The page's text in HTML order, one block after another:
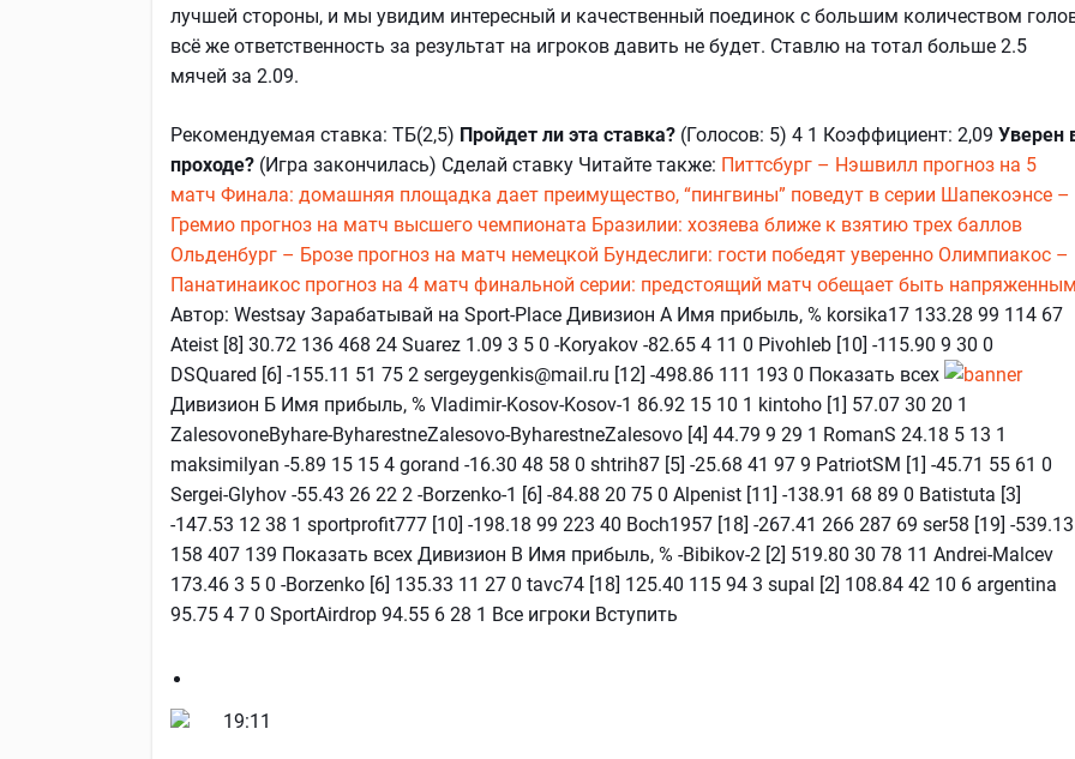
лучшей стороны, и мы увидим интересный и качественный поединок с большим количеством
всё же ответственность за результат на игроков давить не будет. Ставлю на тотал больше 2.5
мячей за 2.09.
Рекомендуемая ставка: ТБ(2,5) Пройдет ли эта ставка? (Голосов: 5) 4 1 Коэффициент: 2,09 Уверен
проходе? (Игра закончилась) Сделай ставку Читайте также: Питтсбург – Нэшвилл прогноз на 5
матч Финала: домашняя площадка дает преимущество, “пингвины” поведут в серии Шапекоэнсе –
Гремио прогноз на матч высшего чемпионата Бразилии: хозяева ближе к взятию трех баллов
Ольденбург – Брозе прогноз на матч немецкой Бундеслиги: гости победят уверенно Олимпиакос –
Панатинаикос прогноз на 4 матч финальной серии: предстоящий матч обещает быть
Автор: Westsay Зарабатывай на Sport-Place Дивизион А Имя прибыль, % korsika17 133.28 99 114 67
Ateist [8] 30.72 136 468 24 Suarez 1.09 3 5 0 -Koryakov -82.65 4 11 0 Pivohleb [10] -115.90 9 30 0
DSQuared [6] -155.11 51 75 2 sergeygenkis@mail.ru [12] -498.86 111 193 0 Показать всех
Дивизион Б Имя прибыль, % Vladimir-Kosov-Kosov-1 86.92 15 10 1 kintoho [1] 57.07 30 20 1
ZalesovoneByhare-ByharestneZalesovo-ByharestneZalesovo [4] 44.79 9 29 1 RomanS 24.18 5 13 1
maksimilyan -5.89 15 15 4 gorand -16.30 48 58 0 shtrih87 [5] -25.68 41 97 9 PatriotSM [1] -45.71 55 61 0
Sergei-Glyhov -55.43 26 22 2 -Borzenko-1 [6] -84.88 20 75 0 Alpenist [11] -138.91 68 89 0 Batistuta [3]
-147.53 12 38 1 sportprofit777 [10] -198.18 99 223 40 Boch1957 [18] -267.41 266 287 69 ser58 [19] -539.13
158 407 139 Показать всех Дивизион В Имя прибыль, % -Bibikov-2 [2] 519.80 30 78 11 Andrei-Malcev
173.46 3 5 0 -Borzenko [6] 135.33 11 27 0 tavc74 [18] 125.40 115 94 3 supal [2] 108.84 42 10 6 argentina
95.75 4 7 0 SportAirdrop 94.55 6 28 1 Все игроки Вступить
19:11